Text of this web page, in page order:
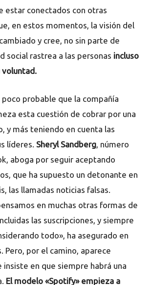
estar conectados con otras
en estos momentos, la visión del
y cree, no sin parte de
social rastrea a las personas incluso
voluntad.
poco probable que la compañía
esta cuestión de cobrar por una
y más teniendo en cuenta las
líderes. Sheryl Sandberg, número
aboga por seguir aceptando
que ha supuesto un detonante en
las llamadas noticias falsas.
en muchas otras formas de
las suscripciones, y siempre
todo», ha asegurado en
Pero, por el camino, aparece
insiste en que siempre habrá una
El modelo «Spotify» empieza a